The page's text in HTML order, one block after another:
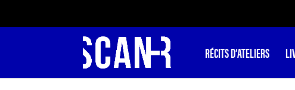
RÉCITS D’ATELIERS